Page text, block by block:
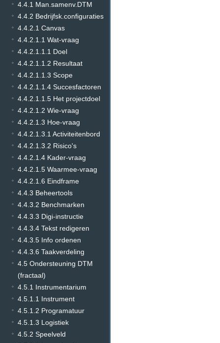
4.4.1 Man.samenv.DTM
4.4.2 Bedrijfsk.configuraties
4.4.2.1 Canvas
4.4.2.1.1 Wat-vraag
4.4.2.1.1.1 Doel
4.4.2.1.1.2 Resultaat
4.4.2.1.1.3 Scope
4.4.2.1.1.4 Succesfactoren
4.4.2.1.1.5 Het projectdoel
4.4.2.1.2 Wie-vraag
4.4.2.1.3 Hoe-vraag
4.4.2.1.3.1 Activiteitenbord
4.4.2.1.3.2 Risico's
4.4.2.1.4 Kader-vraag
4.4.2.1.5 Waarmee-vraag
4.4.2.1.6 Eindframe
4.4.3 Beheertools
4.4.3.2 Benchmarken
4.4.3.3 Digi-instructie
4.4.3.4 Tekst redigeren
4.4.3.5 Info ordenen
4.4.3.6 Taakverdeling
4.5 Ondersteuning DTM
(fractaal)
4.5.1 Instrumentarium
4.5.1.1 Instrument
4.5.1.2 Programatuur
4.5.1.3 Logistiek
4.5.2 Speelveld